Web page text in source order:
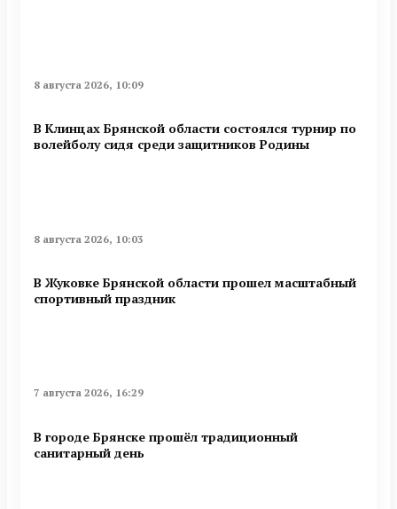
8 августа 2026, 10:09
В Клинцах Брянской области состоялся турнир по
волейболу сидя среди защитников Родины
8 августа 2026, 10:03
В Жуковке Брянской области прошел масштабный
спортивный праздник
7 августа 2026, 16:29
В городе Брянске прошёл традиционный
санитарный день